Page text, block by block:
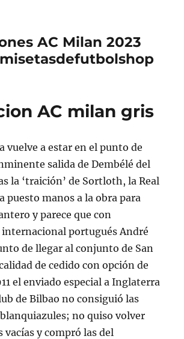
AC Milan 2023
AC milan gris
vuelve a estar en el punto de
salida de Dembélé del
la ‘traición’ de Sortloth, la Real
puesto manos a la obra para
y parece que con
portugués André
de llegar al conjunto de San
de cedido con opción de
el enviado especial a Inglaterra
de Bilbao no consiguió las
no quiso volver
vacías y compró las del